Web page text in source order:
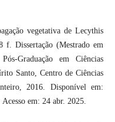
vegetativa de Lecythis
f. Dissertação (Mestrado em
Graduação em Ciências
Santo, Centro de Ciências
2016. Disponível em:
em: 24 abr. 2025.